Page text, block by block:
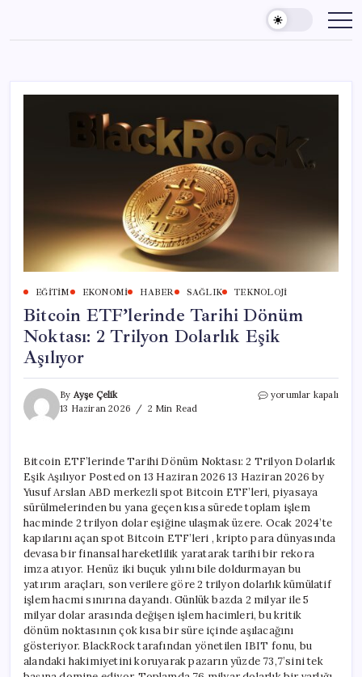
content
EĞITIM EKONOMI HABER SAĞLIK TEKNOLOJI
Bitcoin ETF’lerinde Tarihi Dönüm
Noktası: 2 Trilyon Dolarlık Eşik
Aşılıyor
By Ayşe Çelik
13 Haziran 2026
2 Min Read
Bitcoin
2
Trilyon
Dolarlık
Eşik
Aşılıyor
için
yorumlar kapalı
Bitcoin ETF’lerinde Tarihi Dönüm Noktası: 2 Trilyon Dolarlık
Eşik Aşılıyor Posted on 13 Haziran 2026 13 Haziran 2026 by
Yusuf Arslan ABD merkezli spot Bitcoin ETF’leri, piyasaya
sürülmelerinden bu yana geçen kısa sürede toplam işlem
hacminde 2 trilyon dolar eşiğine ulaşmak üzere. Ocak 2024’te
kapılarını açan spot Bitcoin ETF’leri , kripto para dünyasında
devasa bir finansal hareketlilik yaratarak tarihi bir rekora
imza atıyor. Henüz iki buçuk yılını bile doldurmayan bu
yatırım araçları, son verilere göre 2 trilyon dolarlık kümülatif
işlem hacmi sınırına dayandı. Günlük bazda 2 milyar ile 5
milyar dolar arasında değişen işlem hacimleri, bu kritik
dönüm noktasının çok kısa bir süre içinde aşılacağını
gösteriyor. BlackRock tarafından yönetilen IBIT fonu, bu
alandaki hakimiyetini koruyarak pazarın yüzde 73,7’sini tek